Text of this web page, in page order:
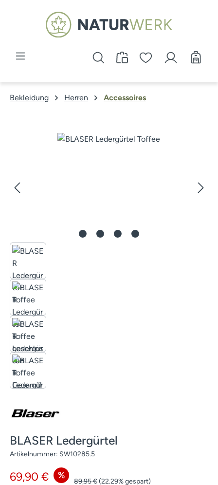
Zum Hauptinhalt springen
Bekleidung Herren Accessoires
Bildergalerie überspringen
BLASER Ledergürtel
Artikelnummer: SW10285.5
Verkaufspreis:
69,90 € %
Regulärer Preis:
89,95 €(22.29% gespart)